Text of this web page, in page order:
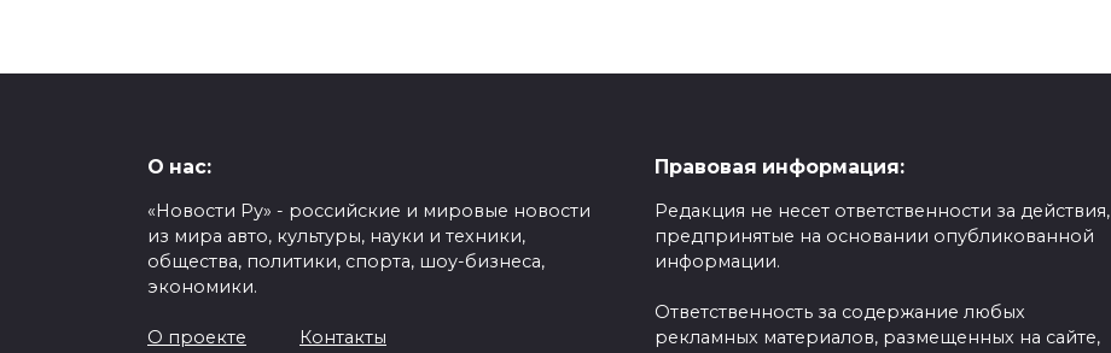
О нас:
«Новости Ру» - российские и мировые новости
из мира авто, культуры, науки и техники,
общества, политики, спорта, шоу-бизнеса,
экономики.
О проекте Контакты
Правовая информация:
Редакция не несет ответственности за действия,
предпринятые на основании опубликованной
информации.
Ответственность за содержание любых
рекламных материалов, размещенных на сайте,